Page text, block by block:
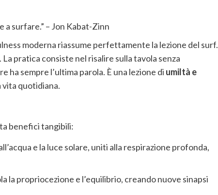
a surfare.” – Jon Kabat-Zinn
moderna riassume perfettamente la lezione del surf.
pratica consiste nel risalire sulla tavola senza
sempre l’ultima parola. È una lezione di umiltà e
quotidiana.
benefici tangibili:
e la luce solare, uniti alla respirazione profonda,
la propriocezione e l’equilibrio, creando nuove sinapsi